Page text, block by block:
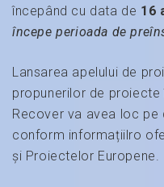
începând cu data de 16
începe perioada de
Lansarea apelului de
propunerilor de
Recover va avea loc pe
conform informațiilro
și Proiectelor Europene.